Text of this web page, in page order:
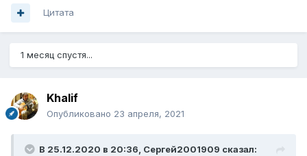
Цитата
1 месяц спустя...
Khalif
Опубликовано 23 апреля, 2021
В 25.12.2020 в 20:36, Сергей2001909 сказал: